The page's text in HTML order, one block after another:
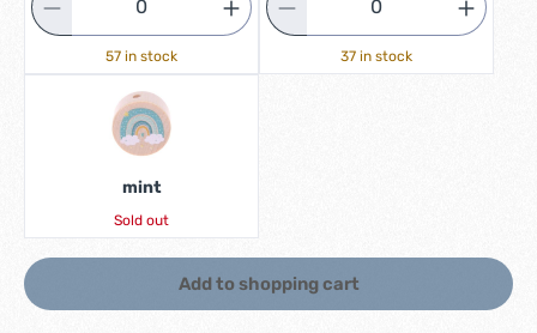
57 in stock 37 in stock
mint
Sold out
Add to shopping cart